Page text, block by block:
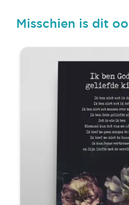
Misschien is dit